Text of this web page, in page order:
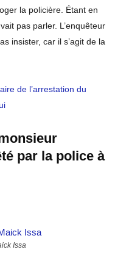
la policière. Étant en
pas parler. L’enquêteur
insister, car il s’agit de la
de l’arrestation du
par la police à
Issa